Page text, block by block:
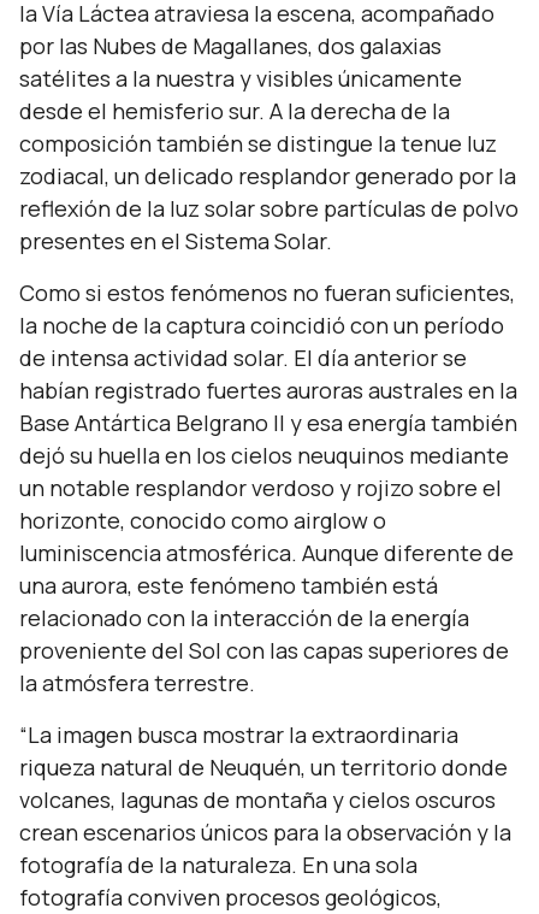
la Vía Láctea atraviesa la escena, acompañado
por las Nubes de Magallanes, dos galaxias
satélites a la nuestra y visibles únicamente
desde el hemisferio sur. A la derecha de la
composición también se distingue la tenue luz
zodiacal, un delicado resplandor generado por la
reflexión de la luz solar sobre partículas de polvo
presentes en el Sistema Solar.
Como si estos fenómenos no fueran suficientes,
la noche de la captura coincidió con un período
de intensa actividad solar. El día anterior se
habían registrado fuertes auroras australes en la
Base Antártica Belgrano II y esa energía también
dejó su huella en los cielos neuquinos mediante
un notable resplandor verdoso y rojizo sobre el
horizonte, conocido como airglowo
luminiscencia atmosférica. Aunque diferente de
una aurora, este fenómeno también está
relacionado con la interacción de la energía
proveniente del Sol con las capas superiores de
la atmósfera terrestre.
“La imagen busca mostrar la extraordinaria
riqueza natural de Neuquén, un territorio donde
volcanes, lagunas de montaña y cielos oscuros
crean escenarios únicos para la observación y la
fotografía de la naturaleza. En una sola
fotografía conviven procesos geológicos,